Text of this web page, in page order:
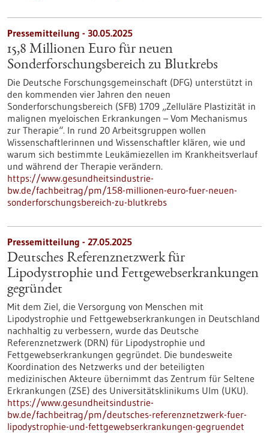
Pressemitteilung - 30.05.2025
15,8 Millionen Euro für neuen
Sonderforschungsbereich zu Blutkrebs
Die Deutsche Forschungsgemeinschaft (DFG) unterstützt in
den kommenden vier Jahren den neuen
Sonderforschungsbereich (SFB) 1709 „Zelluläre Plastizität in
malignen myeloischen Erkrankungen – Vom Mechanismus
zur Therapie“. In rund 20 Arbeitsgruppen wollen
Wissenschaftlerinnen und Wissenschaftler klären, wie und
warum sich bestimmte Leukämiezellen im Krankheitsverlauf
und während der Therapie verändern.
https://www.gesundheitsindustrie-
bw.de/fachbeitrag/pm/158-millionen-euro-fuer-neuen-
sonderforschungsbereich-zu-blutkrebs
Pressemitteilung - 27.05.2025
Deutsches Referenznetzwerk für
Lipodystrophie und Fettgewebserkrankungen
gegründet
Mit dem Ziel, die Versorgung von Menschen mit
Lipodystrophie und Fettgewebserkrankungen in Deutschland
nachhaltig zu verbessern, wurde das Deutsche
Referenznetzwerk (DRN) für Lipodystrophie und
Fettgewebserkrankungen gegründet. Die bundesweite
Koordination des Netzwerks und der beteiligten
medizinischen Akteure übernimmt das Zentrum für Seltene
Erkrankungen (ZSE) des Universitätsklinikums Ulm (UKU).
https://www.gesundheitsindustrie-
bw.de/fachbeitrag/pm/deutsches-referenznetzwerk-fuer-
lipodystrophie-und-fettgewebserkrankungen-gegruendet